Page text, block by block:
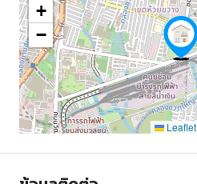
+
−
Leaflet